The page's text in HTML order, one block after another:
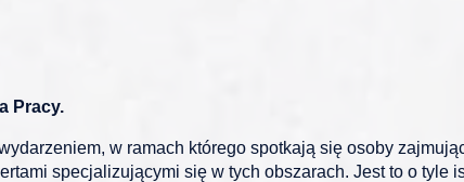
Pracy.
w ramach którego spotkają się osoby
specjalizującymi się w tych obszarach. Jest to o tyle